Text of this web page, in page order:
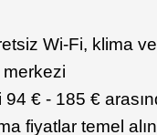
Wi-Fi, klima ve
merkezi
94 € - 185 €
fiyatlar temel